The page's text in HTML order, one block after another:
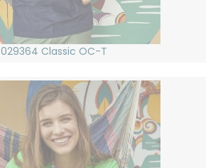
029364 Classic OC-T